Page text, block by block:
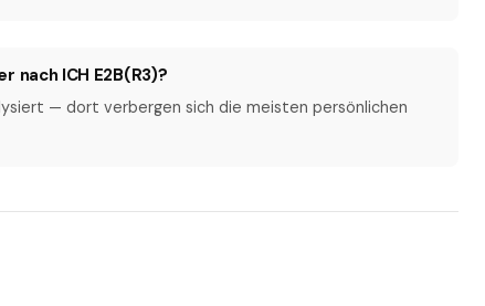
ICH E2B(R3)?
— dort verbergen sich die meisten persönlichen